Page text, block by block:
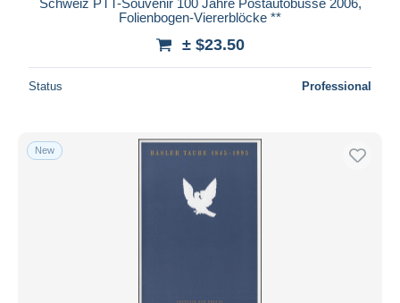
Folienbogen-Viererblöcke **
± $23.50
Status Professional
New